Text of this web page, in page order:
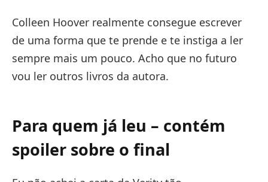
Colleen Hoover realmente consegue escrever
de uma forma que te prende e te instiga a ler
sempre mais um pouco. Acho que no futuro
vou ler outros livros da autora.
Para quem já leu – contém
spoiler sobre o final